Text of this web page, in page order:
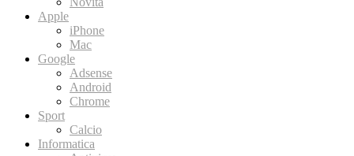
Apple
iPhone
Mac
Google
Adsense
Android
Chrome
Sport
Calcio
Informatica